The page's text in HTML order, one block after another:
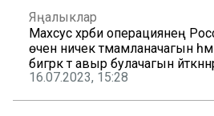
Яңалыклар
Махсус хәрби операциянең
өчен ничек тәмамланачагын
бигрәк тә авыр булачагын
16.07.2023, 15:28